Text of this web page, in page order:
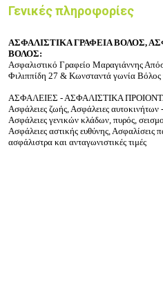
Γενικές πληροφορίες
ΑΣΦΑΛΙΣΤΙΚΑ ΓΡΑΦΕΙΑ ΒΟΛΟΣ,
ΒΟΛΟΣ:
Ασφαλιστικό Γραφείο Μαραγιάννης
Φιλιππίδη 27 & Κωνσταντά γωνία Βόλος
ΑΣΦΑΛΕΙΕΣ - ΑΣΦΑΛΙΣΤΙΚΑ
Ασφάλειες ζωής, Ασφάλειες
Ασφάλειες γενικών κλάδων, πυρός,
Ασφάλειες αστικής ευθύνης, Ασφαλίσεις
ασφάλιστρα και ανταγωνιστικές τιμές